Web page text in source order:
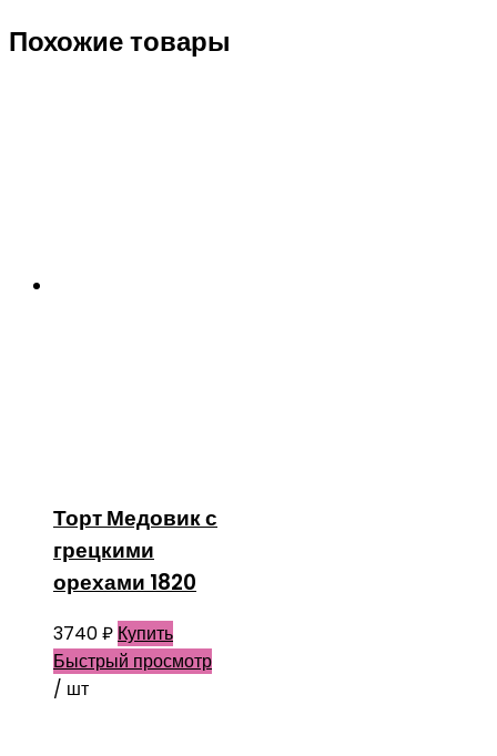
Похожие товары
Торт Медовик с
грецкими
орехами 1820
3740₽ Купить
Быстрый просмотр
/ шт